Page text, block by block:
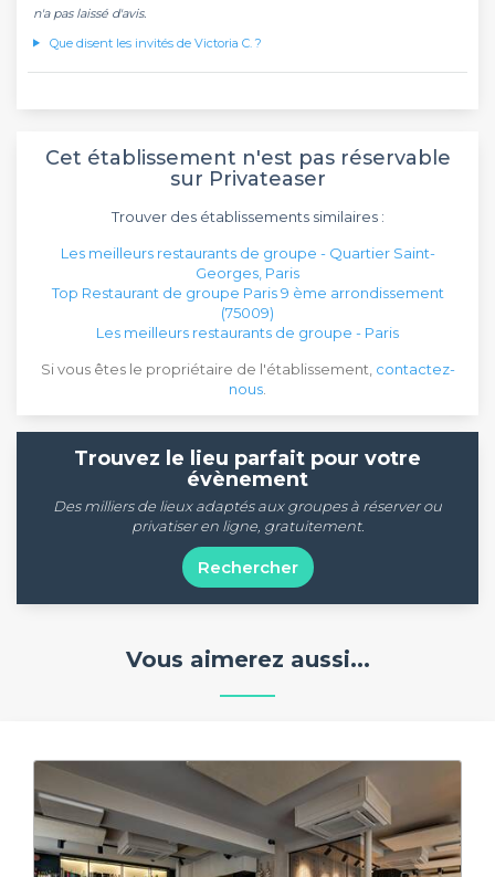
n'a pas laissé d'avis.
Que disent les invités de Victoria C. ?
Cet établissement n'est pas réservable
sur Privateaser
Trouver des établissements similaires :
Les meilleurs restaurants de groupe - Quartier Saint-
Georges, Paris
Top Restaurant de groupe Paris 9 ème arrondissement
(75009)
Les meilleurs restaurants de groupe - Paris
Si vous êtes le propriétaire de l'établissement, contactez-
nous
Trouvez le lieu parfait pour votre
évènement
Des milliers de lieux adaptés aux groupes à réserver ou
privatiser en ligne, gratuitement.
Rechercher
Vous aimerez aussi...